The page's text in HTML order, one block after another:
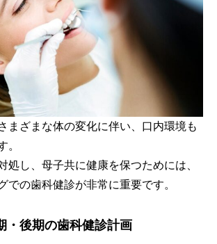
まざまな体の変化に伴い、口内環境も
。
処し、母子共に健康を保つためには、
での歯科健診が非常に重要です。
・後期の歯科健診計画